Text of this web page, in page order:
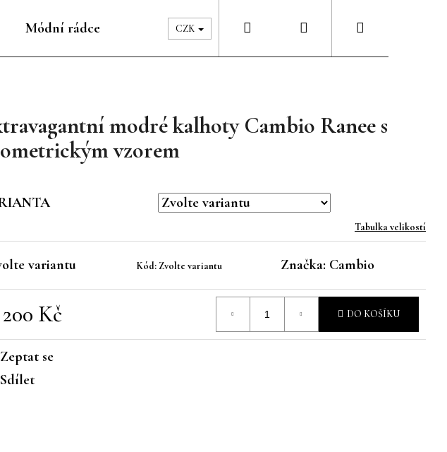
Módní rádce Péče & Šatník Kontakty
CZK Přihlášení
modré kalhoty Cambio Ranee s
vzorem
Tabulka velikostí
variantu Kód: Zvolte variantu Značka: Cambio
Kč DO KOŠÍKU
Zeptat se
Sdílet
HLEDAT